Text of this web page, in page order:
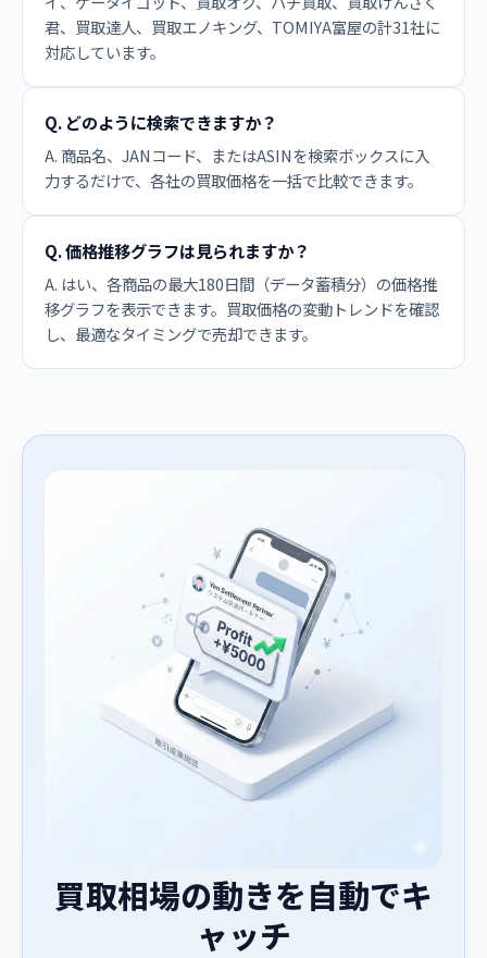
君、買取達人、買取エノキング、TOMIYA富屋の計31社に
対応しています。
Q. どのように検索できますか？
A. 商品名、JANコード、またはASINを検索ボックスに入
力するだけで、各社の買取価格を一括で比較できます。
Q. 価格推移グラフは見られますか？
A. はい、各商品の最大180日間（データ蓄積分）の価格推
移グラフを表示できます。買取価格の変動トレンドを確認
し、最適なタイミングで売却できます。
買取相場の動きを自動でキ
ャッチ